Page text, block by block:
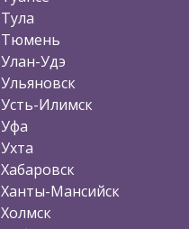
Тула
Тюмень
Улан-Удэ
Ульяновск
Усть-Илимск
Уфа
Ухта
Хабаровск
Ханты-Мансийск
Холмск